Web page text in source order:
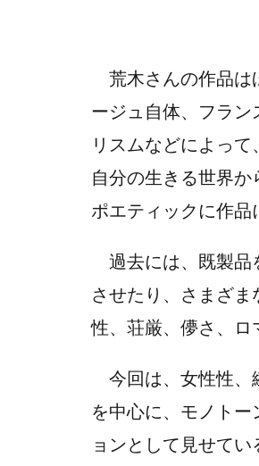
荒木さんの作品は
ージュ自体、フラ
リスムなどによっ
自分の生きる世界か
ポエティックに作品
過去には、既製品
させたり、さまざ
性、荘厳、儚さ、ロ
今回は、女性性、
を中心に、モノト
ョンとして見せてい